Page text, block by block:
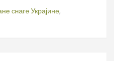
снаге Украјине,